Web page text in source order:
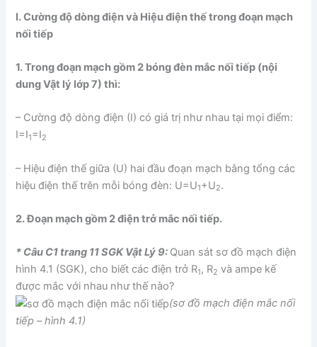
I. Cường độ dòng điện và Hiệu điện thế trong đoạn mạch
nối tiếp
1. Trong đoạn mạch gồm 2 bóng đèn mắc nối tiếp (nội
dung Vật lý lớp 7) thì:
– Cường độ dòng điện (I) có giá trị như nhau tại mọi điểm:
I=I1=I2
– Hiệu điện thế giữa (U) hai đầu đoạn mạch bằng tổng các
hiệu điện thế trên mỗi bóng đèn: U=U1+U2.
2. Đoạn mạch gồm 2 điện trở mắc nối tiếp.
* Câu C1 trang 11 SGK Vật Lý 9: Quan sát sơ đồ mạch điện
hình 4.1 (SGK), cho biết các điện trở R1, R2 và ampe kế
được mắc với nhau như thế nào?
(sơ đồ mạch điện mắc nối
tiếp – hình 4.1)